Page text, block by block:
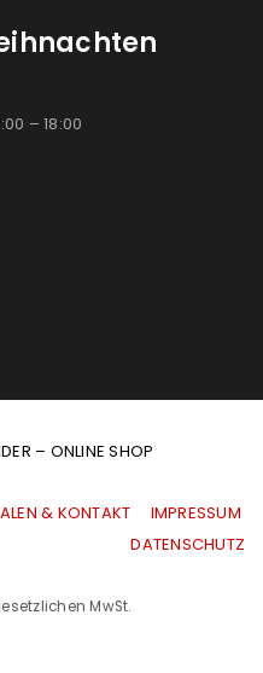
– 18:00
– ONLINE SHOP
& KONTAKT
IMPRESSUM
|DATENSCHUTZ
MwSt.